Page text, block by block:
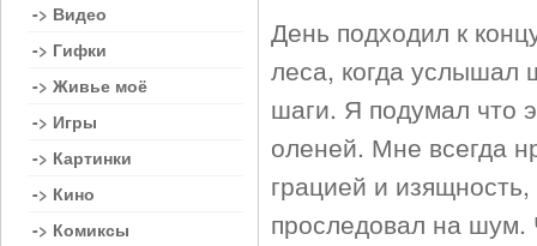
День подходил к
леса, когда услышал
шаги. Я подумал что
оленей. Мне всегда
грацией и
проследовал на шум.
-> Видео
-> Гифки
-> Живье моё
-> Игры
-> Картинки
-> Кино
-> Комиксы